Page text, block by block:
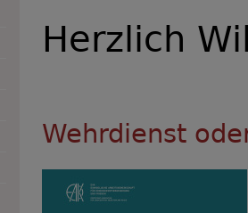
Herzlich
Wehrdienst